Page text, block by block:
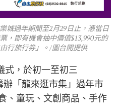
城過年期間至2月29日止，憑當日
，即有機會抽中價值$13,990元的
行旅行券」。/圖台開提供
式，於初一至初三
「龍來逛市集」過年市
、童玩、文創商品、手作